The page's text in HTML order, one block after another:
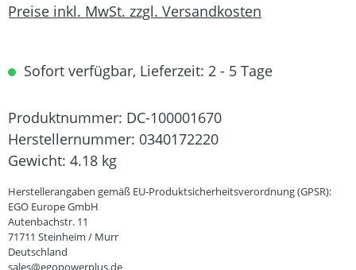
Preise inkl. MwSt. zzgl. Versandkosten
Sofort verfügbar, Lieferzeit: 2 - 5 Tage
Produktnummer: DC-100001670
Herstellernummer: 0340172220
Gewicht: 4.18 kg
Herstellerangaben gemäß EU-Produktsicherheitsverordnung (GPSR):
EGO Europe GmbH
Autenbachstr. 11
71711 Steinheim / Murr
Deutschland
sales@egopowerplus.de